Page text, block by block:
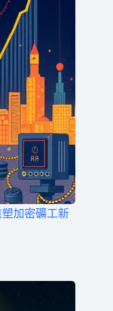
加密礦工新